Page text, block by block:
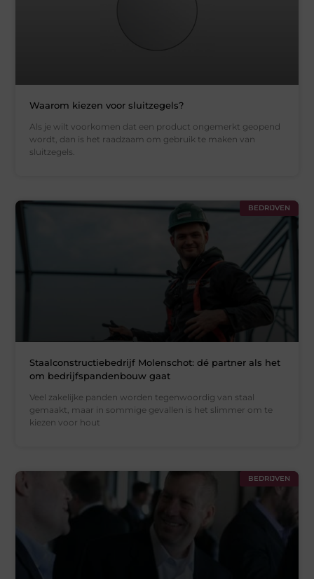
Waarom kiezen voor sluitzegels?
Als je wilt voorkomen dat een product ongemerkt geopend
wordt, dan is het raadzaam om gebruik te maken van
sluitzegels.
BEDRIJVEN
Staalconstructiebedrijf Molenschot: dé partner als het
om bedrijfspandenbouw gaat
Veel zakelijke panden worden tegenwoordig van staal
gemaakt, maar in sommige gevallen is het slimmer om te
kiezen voor hout
BEDRIJVEN